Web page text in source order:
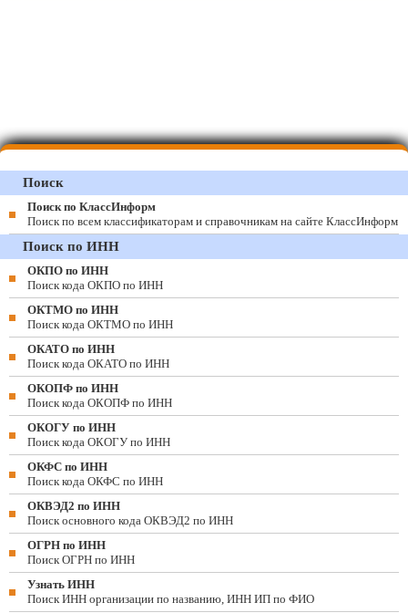
Поиск
Поиск по КлассИнформ
Поиск по всем классификаторам и справочникам на сайте КлассИнформ
Поиск по ИНН
ОКПО по ИНН
Поиск кода ОКПО по ИНН
ОКТМО по ИНН
Поиск кода ОКТМО по ИНН
ОКАТО по ИНН
Поиск кода ОКАТО по ИНН
ОКОПФ по ИНН
Поиск кода ОКОПФ по ИНН
ОКОГУ по ИНН
Поиск кода ОКОГУ по ИНН
ОКФС по ИНН
Поиск кода ОКФС по ИНН
ОКВЭД2 по ИНН
Поиск основного кода ОКВЭД2 по ИНН
ОГРН по ИНН
Поиск ОГРН по ИНН
Узнать ИНН
Поиск ИНН организации по названию, ИНН ИП по ФИО